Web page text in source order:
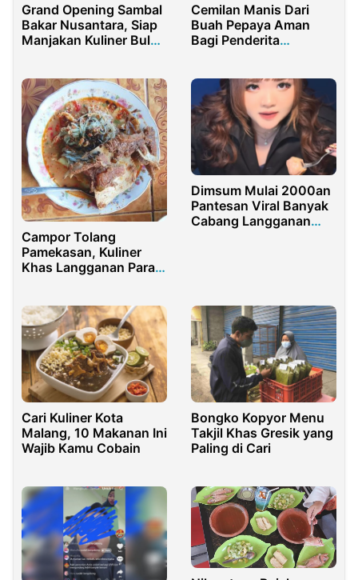
Grand Opening Sambal
Bakar Nusantara, Siap
Manjakan Kuliner Bulan
Cemilan Manis Dari
Buah Pepaya Aman
Bagi Penderita
Campor Tolang
Pamekasan, Kuliner
Khas Langganan Para
Dimsum Mulai 2000an
Pantesan Viral Banyak
Cabang Langganan
Cari Kuliner Kota
Malang, 10 Makanan Ini
Wajib Kamu Cobain
Bongko Kopyor Menu
Takjil Khas Gresik yang
Paling di Cari